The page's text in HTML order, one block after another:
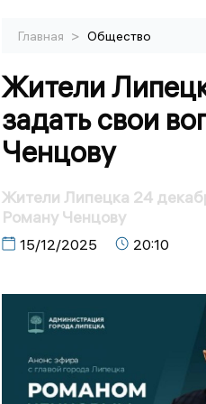
Главная > Общество
Жители
задать свои
Ченцову
Жители Липецка 24
Роману Ченцову
15/12/2025 20:10